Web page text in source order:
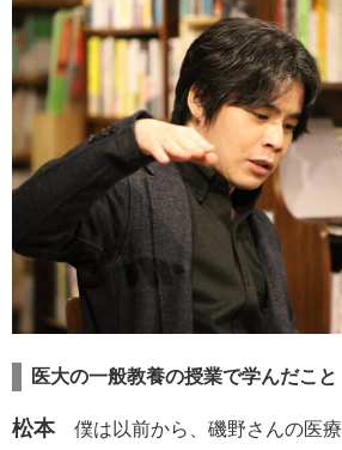
医大の一般教養の授業で学んだこと
松本僕は以前から、磯野さんの医療